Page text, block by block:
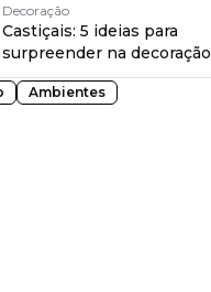
Decoração
Castiçais: 5 ideias para
surpreender na decoração
Ambientes